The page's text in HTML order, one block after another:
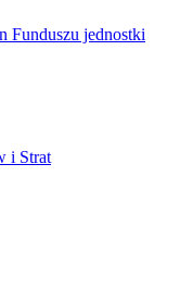
Funduszu jednostki
i Strat